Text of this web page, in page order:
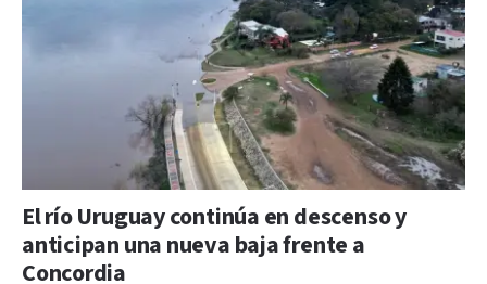
El río Uruguay continúa en descenso y
anticipan una nueva baja frente a
Concordia